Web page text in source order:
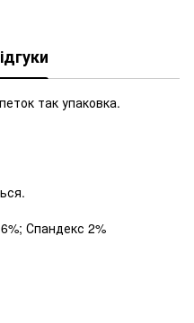
так упаковка.
Спандекс 2%